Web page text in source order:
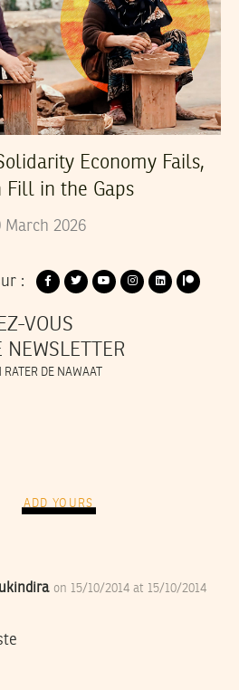
Economy Fails,
Fill in the Gaps
March 2026
:
VOUS
NEWSLETTER
DE NAWAAT
ADD YOURS
on 15/10/2014 at 15/10/2014